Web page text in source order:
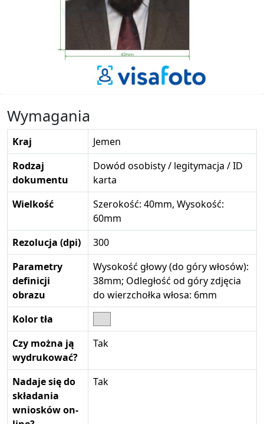
Wymagania
Kraj
Jemen
Rodzaj
dokumentu
Dowód osobisty / legitymacja / ID
karta
Wielkość
Szerokość: 40mm, Wysokość:
60mm
Rezolucja (dpi)
300
Parametry
definicji
obrazu
Wysokość głowy (do góry włosów):
38mm; Odległość od góry zdjęcia
do wierzchołka włosa: 6mm
Kolor tła
Czy można ją
wydrukować?
Tak
Nadaje się do
składania
wniosków on-
Tak